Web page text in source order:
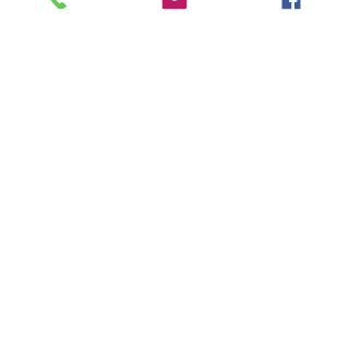
Dios por todo lo acontecido en el